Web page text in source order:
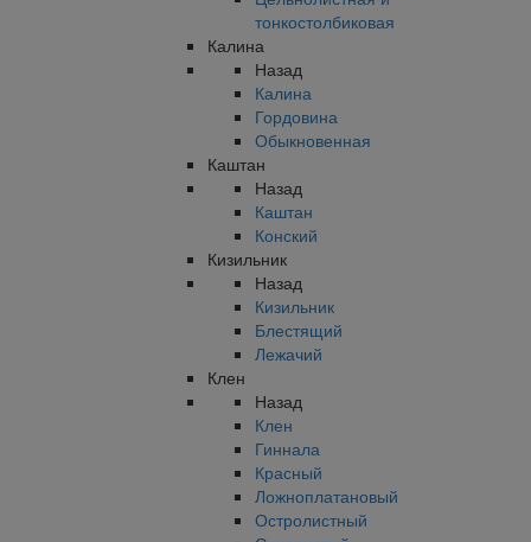
тонкостолбиковая
Калина
Назад
Калина
Гордовина
Обыкновенная
Каштан
Назад
Каштан
Конский
Кизильник
Назад
Кизильник
Блестящий
Лежачий
Клен
Назад
Клен
Гиннала
Красный
Ложноплатановый
Остролистный